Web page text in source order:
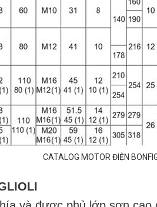
CATALOG MOTOR ĐIỆN